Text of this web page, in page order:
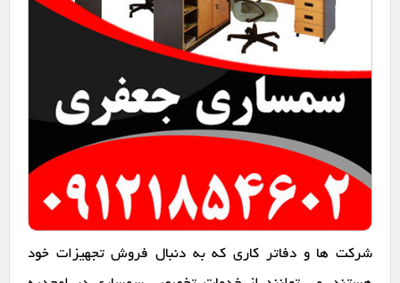
شرکت ها و دفاتر کاری که به دنبال فروش تجهیزات خود